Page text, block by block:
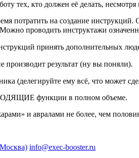
тех, кто должен её делать,
потратить на создание инструкций.
проводить инструктажи
принять дополнительных
производит результат (ну вы
(делегируйте ему всё, что может
функции в полном объеме.
и авралами не более, чем
info@exec-booster.ru